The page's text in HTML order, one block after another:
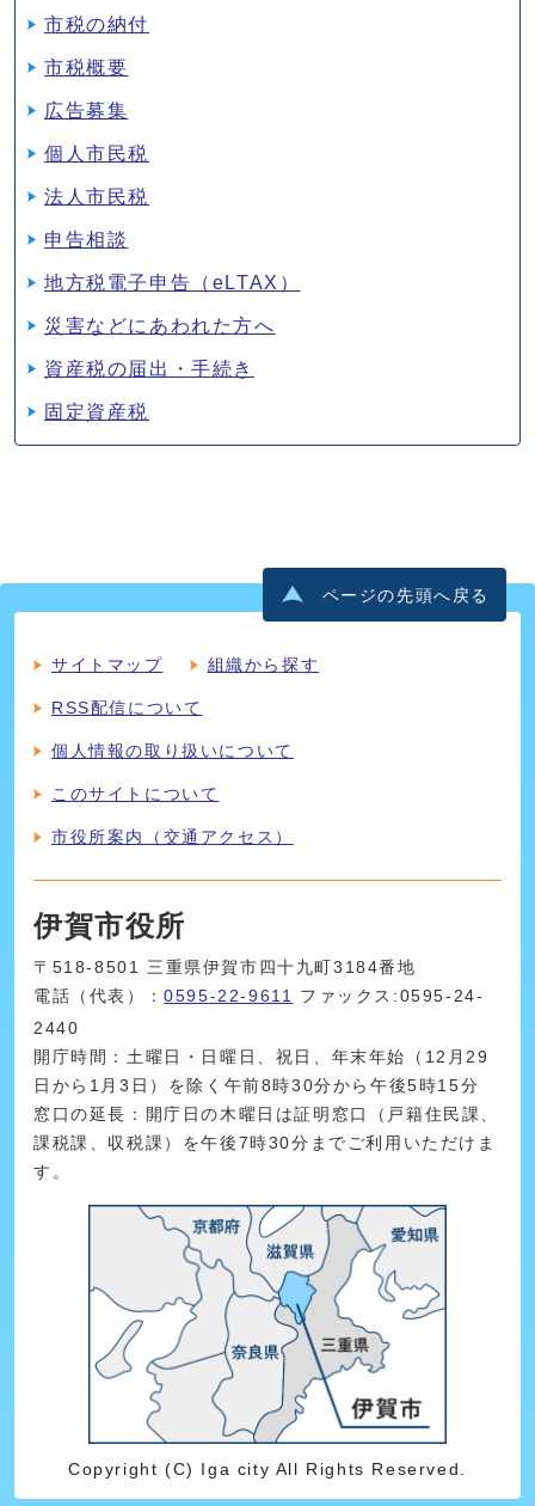
市税の納付
市税概要
広告募集
個人市民税
法人市民税
申告相談
地方税電子申告（eLTAX）
災害などにあわれた方へ
資産税の届出・手続き
固定資産税
ページの先頭へ戻る
サイトマップ 組織から探す
RSS配信について
個人情報の取り扱いについて
このサイトについて
市役所案内（交通アクセス）
伊賀市役所
〒518-8501 三重県伊賀市四十九町3184番地
電話（代表）：0595-22-9611
ファックス:0595-24-
2440
開庁時間：土曜日・日曜日、祝日、年末年始（12月29
日から1月3日）を除く午前8時30分から午後5時15分
窓口の延長：開庁日の木曜日は証明窓口（戸籍住民課、
課税課、収税課）を午後7時30分までご利用いただけま
す。
Copyright (C) Iga city All Rights Reserved.